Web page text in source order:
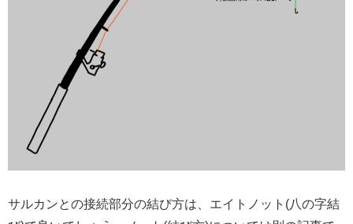
サルカンとの接続部分の結び方は、エイトノット(八の字結